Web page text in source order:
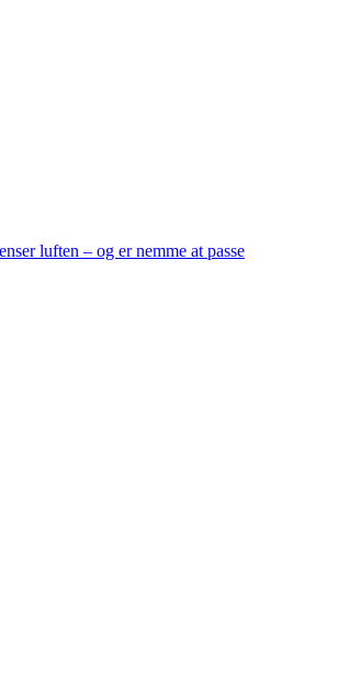
luften – og er nemme at passe